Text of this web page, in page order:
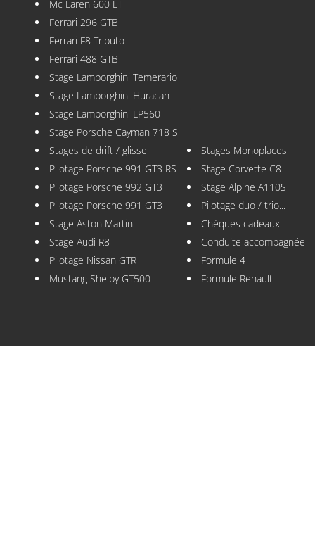
Mc Laren 600 LT
Ferrari 296 GTB
Ferrari F8 Tributo
Ferrari 488 GTB
Stage Lamborghini Temerario
Stage Lamborghini Huracan
Stage Lamborghini LP560
Stage Porsche Cayman 718 S
Stages de drift / glisse
Pilotage Porsche 991 GT3 RS
Pilotage Porsche 992 GT3
Pilotage Porsche 991 GT3
Stage Aston Martin
Stage Audi R8
Pilotage Nissan GTR
Mustang Shelby GT500
Stages Monoplaces
Stage Corvette C8
Stage Alpine A110S
Pilotage duo / trio...
Chèques cadeaux
Conduite accompagnée
Formule 4
Formule Renault